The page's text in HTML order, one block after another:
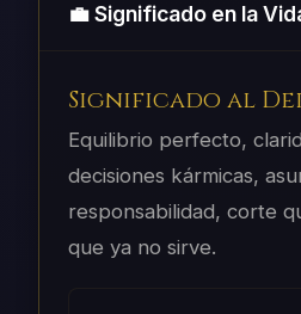
💼 Significado en la
Significado al
Equilibrio perfecto,
decisiones kármicas,
responsabilidad, corte
que ya no sirve.